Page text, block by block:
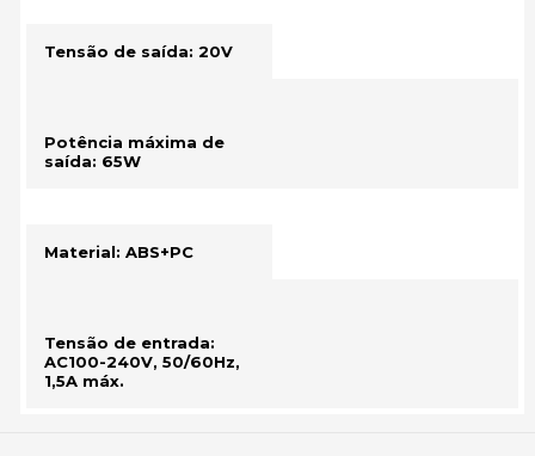
Tensão de saída: 20V
Potência máxima de
saída: 65W
Material: ABS+PC
Tensão de entrada:
AC100-240V, 50/60Hz,
1,5A máx.